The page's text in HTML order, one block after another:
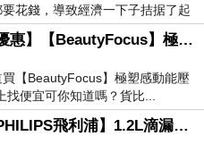
花錢，導致經濟一下子拮据了起
【本日限時刷卡優惠】【BeautyFocus】極塑感動能壓力九分褲- 人氣產品排行榜熱門產品
【BeautyFocus】極塑感動能壓
便宜可你知道嗎？貨比...
【推薦產品】【PHILIPS飛利浦】1.2L滴漏式咖啡機(HD7457) 超人氣產品團購人氣產品